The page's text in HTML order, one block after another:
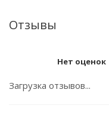
Отзывы
Нет оценок
Загрузка отзывов...